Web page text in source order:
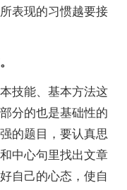
表现的习惯越要接
技能、基本方法这
分的也是基础性的
的题目，要认真思
中心句里找出文章
自己的心态，使自